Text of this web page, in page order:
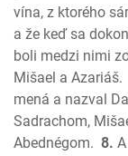
Plač
Ezechiel
Daniel
Ozeáš
Joel
Amos
vína, z ktorého
a že keď sa
boli medzi nimi
Mišael a Azariáš.
mená a nazval
Sadrachom,
Abednégom. 8.